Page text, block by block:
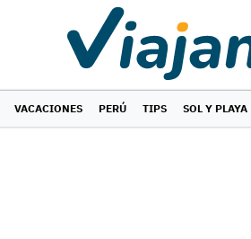
VACACIONES PERÚ TIPS SOL Y PLAYA